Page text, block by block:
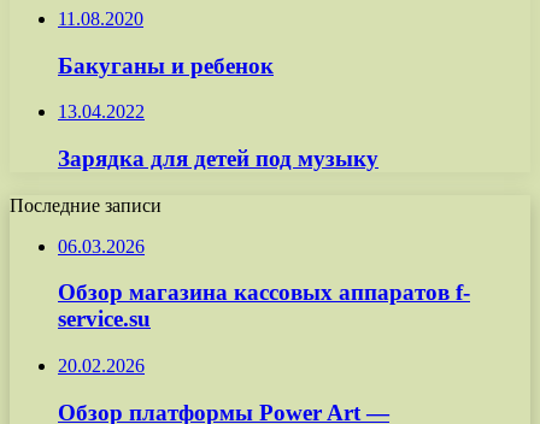
11.08.2020
Бакуганы и ребенок
13.04.2022
Зарядка для детей под музыку
Последние записи
06.03.2026
Обзор магазина кассовых аппаратов f-
service.su
20.02.2026
Обзор платформы Power Art —